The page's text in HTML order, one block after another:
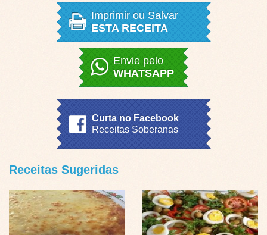
Imprimir ou Salvar
ESTA RECEITA
Envie pelo
WHATSAPP
Curta no Facebook
Receitas Soberanas
Receitas Sugeridas